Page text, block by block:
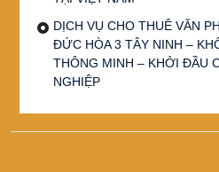
DỊCH VỤ CHO THUÊ VĂN
ĐỨC HÒA 3 TÂY NINH –
THÔNG MINH – KHỞI ĐẦU
NGHIỆP